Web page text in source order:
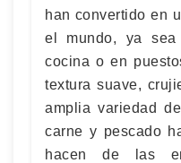
han convertido en
el mundo, ya sea
cocina o en
textura suave,
amplia variedad
carne y pescado
hacen de las